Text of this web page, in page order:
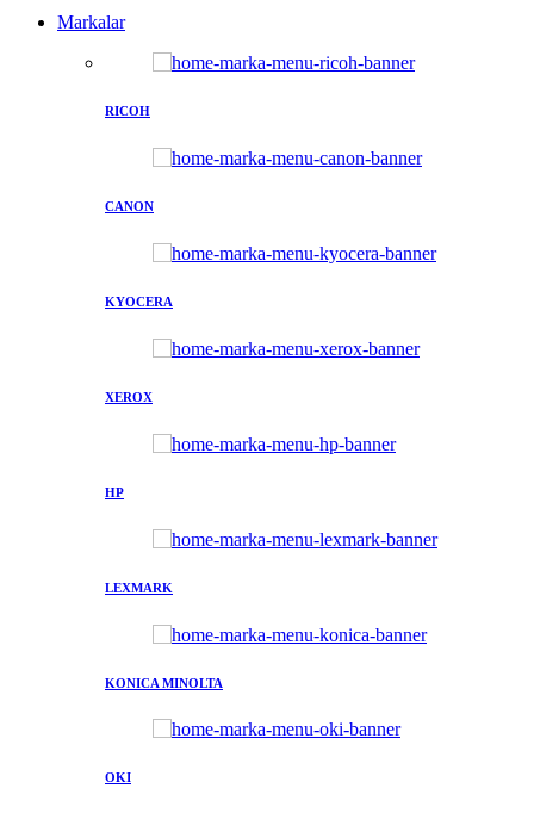
Markalar
RICOH
CANON
KYOCERA
XEROX
HP
LEXMARK
KONICA MINOLTA
OKI